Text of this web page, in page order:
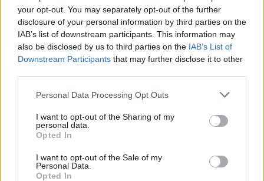
your opt-out. You may separately opt-out of the further
disclosure of your personal information by third parties on the
IAB’s list of downstream participants. This information may
also be disclosed by us to third parties on the IAB’s List of
Downstream Participants that may further disclose it to other
Personal Data Processing Opt Outs
I want to opt-out of the Sharing of my
personal data.
Opted In
I want to opt-out of the Sale of my
Personal Data.
Opted In